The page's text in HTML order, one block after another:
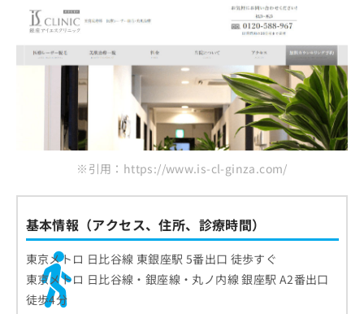
※引用：https://www.is-cl-ginza.com/
基本情報（アクセス、住所、診療時間）
東京メトロ 日比谷線 東銀座駅 5番出口 徒歩すぐ
東京メトロ 日比谷線・銀座線・丸ノ内線 銀座駅 A2番出口
徒歩4分